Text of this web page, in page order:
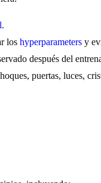
.
los hyperparameters y
después del
puertas, luces,